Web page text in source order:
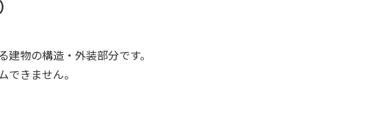
物の構造・外装部分です。
きません。